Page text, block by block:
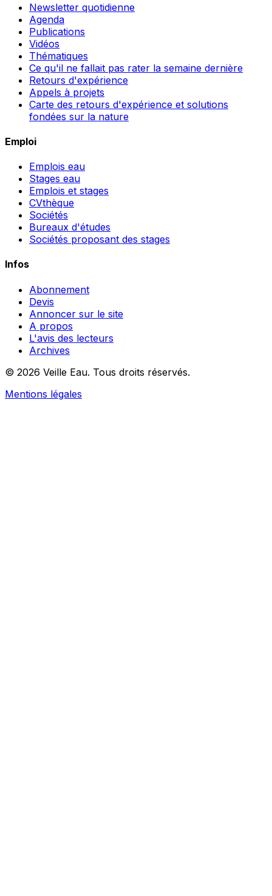
Newsletter quotidienne
Agenda
Publications
Vidéos
Thématiques
Ce qu'il ne fallait pas rater la semaine dernière
Retours d'expérience
Appels à projets
Carte des retours d'expérience et solutions
fondées sur la nature
Emploi
Emplois eau
Stages eau
Emplois et stages
CVthèque
Sociétés
Bureaux d'études
Sociétés proposant des stages
Infos
Abonnement
Devis
Annoncer sur le site
A propos
L'avis des lecteurs
Archives
© 2026 Veille Eau. Tous droits réservés.
Mentions légales